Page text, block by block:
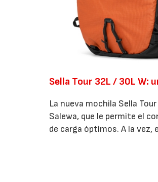
Sella Tour 32L / 30L W:
La nueva mochila Sella
Salewa, que le permite el
de carga óptimos. A la vez,